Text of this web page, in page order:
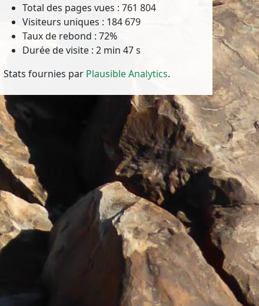
Total des pages vues : 761 804
Visiteurs uniques : 184 679
Taux de rebond : 72%
Durée de visite : 2 min 47 s
Stats fournies par Plausible Analytics.